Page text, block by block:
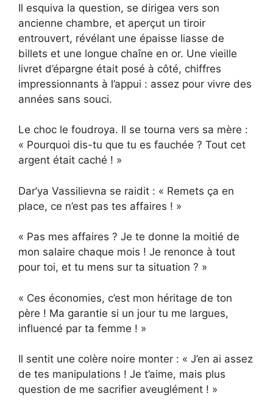
Il esquiva la question, se dirigea vers son
ancienne chambre, et aperçut un tiroir
entrouvert, révélant une épaisse liasse de
billets et une longue chaîne en or. Une vieille
livret d’épargne était posé à côté, chiffres
impressionnants à l’appui : assez pour vivre des
années sans souci.
Le choc le foudroya. Il se tourna vers sa mère :
« Pourquoi dis-tu que tu es fauchée ? Tout cet
argent était caché ! »
Dar’ya Vassilievna se raidit : « Remets ça en
place, ce n’est pas tes affaires ! »
« Pas mes affaires ? Je te donne la moitié de
mon salaire chaque mois ! Je renonce à tout
pour toi, et tu mens sur ta situation ? »
« Ces économies, c’est mon héritage de ton
père ! Ma garantie si un jour tu me largues,
influencé par ta femme ! »
Il sentit une colère noire monter : « J’en ai assez
de tes manipulations ! Je t’aime, mais plus
question de me sacrifier aveuglément ! »